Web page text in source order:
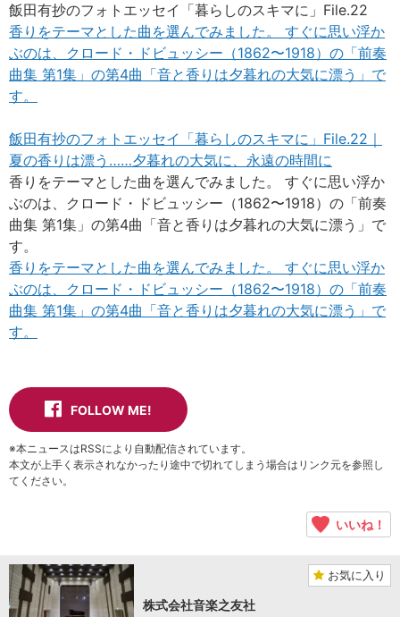
飯田有抄のフォトエッセイ「暮らしのスキマに」File.22
香りをテーマとした曲を選んでみました。 すぐに思い浮か
ぶのは、クロード・ドビュッシー（1862〜1918）の「前奏
曲集 第1集」の第4曲「音と香りは夕暮れの大気に漂う」で
す。
飯田有抄のフォトエッセイ「暮らしのスキマに」File.22｜
夏の香りは漂う……夕暮れの大気に、永遠の時間に
香りをテーマとした曲を選んでみました。 すぐに思い浮か
ぶのは、クロード・ドビュッシー（1862〜1918）の「前奏
曲集 第1集」の第4曲「音と香りは夕暮れの大気に漂う」で
す。
香りをテーマとした曲を選んでみました。 すぐに思い浮か
ぶのは、クロード・ドビュッシー（1862〜1918）の「前奏
曲集 第1集」の第4曲「音と香りは夕暮れの大気に漂う」で
す。
FOLLOW ME!
※本ニュースはRSSにより自動配信されています。
本文が上手く表示されなかったり途中で切れてしまう場合はリンク元を参照し
てください。
いいね！
お気に入り
株式会社音楽之友社